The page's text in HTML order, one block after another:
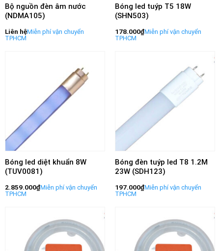
Bộ nguồn đèn âm nước
(NDMA105)
Liên hệ
Bóng led tuýp T5 18W
(SHN503)
178.000₫
Bóng led diệt khuẩn 8W
(TUV0081)
2.859.000₫
Bóng đèn tuýp led T8 1.2M
23W (SDH123)
197.000₫